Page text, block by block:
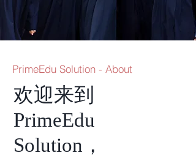
PrimeEdu Solution - About
欢迎来到
PrimeEdu
Solution，